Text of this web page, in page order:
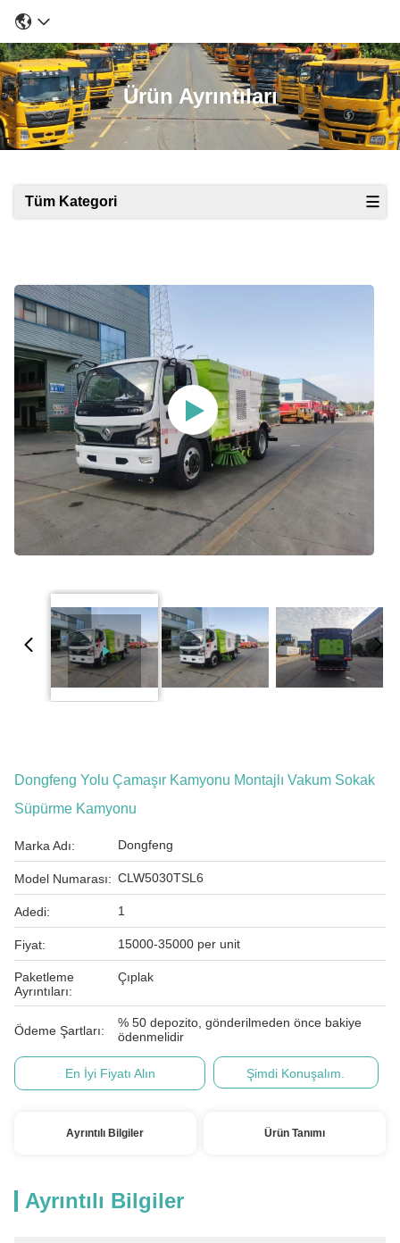
Ürün Ayrıntıları
Tüm Kategori
Dongfeng Yolu Çamaşır Kamyonu Montajlı Vakum Sokak
Süpürme Kamyonu
Marka Adı: Dongfeng
Model Numarası: CLW5030TSL6
Adedi: 1
Fiyat: 15000-35000 per unit
Paketleme
Ayrıntıları:
Çıplak
Ödeme Şartları:
% 50 depozito, gönderilmeden önce bakiye
ödenmelidir
En İyi Fiyatı Alın Şimdi Konuşalım.
Ayrıntılı Bilgiler Ürün Tanımı
Ayrıntılı Bilgiler